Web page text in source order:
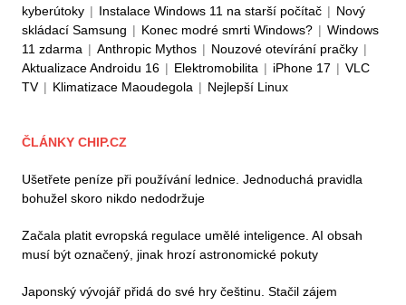
kyberútoky | Instalace Windows 11 na starší počítač | Nový
skládací Samsung | Konec modré smrti Windows? | Windows
11 zdarma | Anthropic Mythos | Nouzové otevírání pračky |
Aktualizace Androidu 16 | Elektromobilita | iPhone 17 | VLC
TV | Klimatizace Maoudegola | Nejlepší Linux
ČLÁNKY CHIP.CZ
Ušetřete peníze při používání lednice. Jednoduchá pravidla
bohužel skoro nikdo nedodržuje
Začala platit evropská regulace umělé inteligence. AI obsah
musí být označený, jinak hrozí astronomické pokuty
Japonský vývojář přidá do své hry češtinu. Stačil zájem